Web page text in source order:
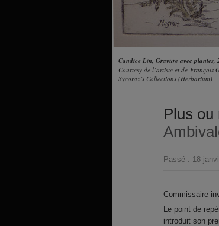
Candice Lin, Gravure avec plantes,
Courtesy de l’artiste et de
Sycorax’s Collections (Herbarium)
Plus
Passé : 18
Commissaire
Le point de
introduit son